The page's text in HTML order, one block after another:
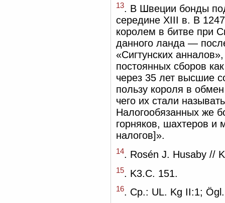
13. В Швеции бонды
середине XIII в. В
королем в битве при
данного ланда —
«Сигтунских
постоянных сборов
через 35 лет высшие
пользу короля в
чего их стали
Налогообязанных же
горняков, шахтеров
налогов]».
14. Rosén J. Husaby //
15 . K3.C. 151.
16. Ср.: UL. Kg II:1;